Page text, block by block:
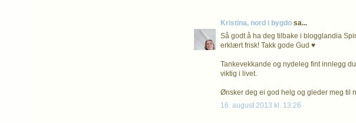
Kristina, nord i bygdo sa...
Så godt å ha deg tilbake i blogglandia
erklært frisk! Takk gode Gud ♥
Tankevekkande og nydeleg fint innlegg
viktig i livet.
Ønsker deg ei god helg og gleder meg til
16. august 2013 kl. 13:26